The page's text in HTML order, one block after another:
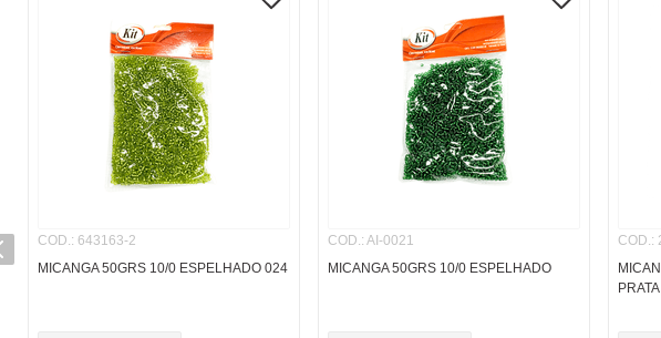
COD.: 643163-2
MICANGA 50GRS 10/0 ESPELHADO 024
COD.: AI-0021
MICANGA 50GRS 10/0 ESPELHADO
COD.: